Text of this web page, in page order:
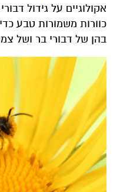
אקולוגיים על גידול
כוורות משמורות טבע
בהן של דבורי בר ושל